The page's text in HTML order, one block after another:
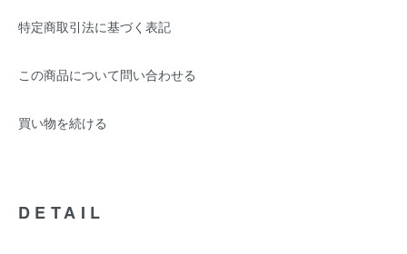
特定商取引法に基づく表記
この商品について問い合わせる
買い物を続ける
DETAIL